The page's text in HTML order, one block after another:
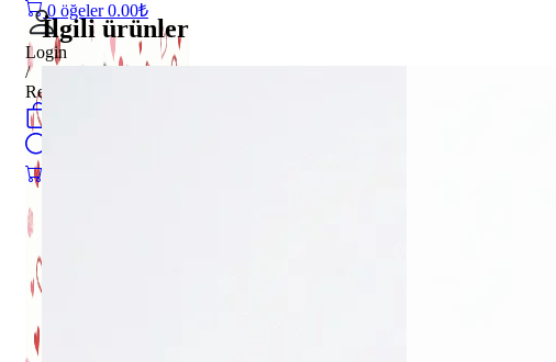
0 öğeler 0.00₺
Login
/
Register
İlgili ürünler